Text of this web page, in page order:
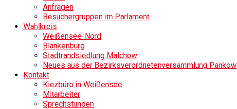
Anfragen
Besuchergruppen im Parlament
Wahlkreis
Weißensee-Nord
Blankenburg
Stadtrandsiedlung Malchow
Neues aus der Bezirksverordnetenversammlung Pankow
Kontakt
Kiezbüro in Weißensee
Mitarbeiter
Sprechstunden